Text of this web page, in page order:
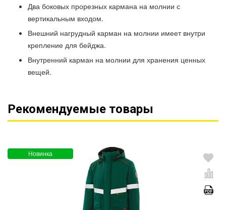
Два боковых прорезных кармана на молнии с
вертикальным входом.
Внешний нагрудный карман на молнии имеет внутри
крепление для бейджа.
Внутренний карман на молнии для хранения ценных
вещей.
Рекомендуемые товары
Новинка